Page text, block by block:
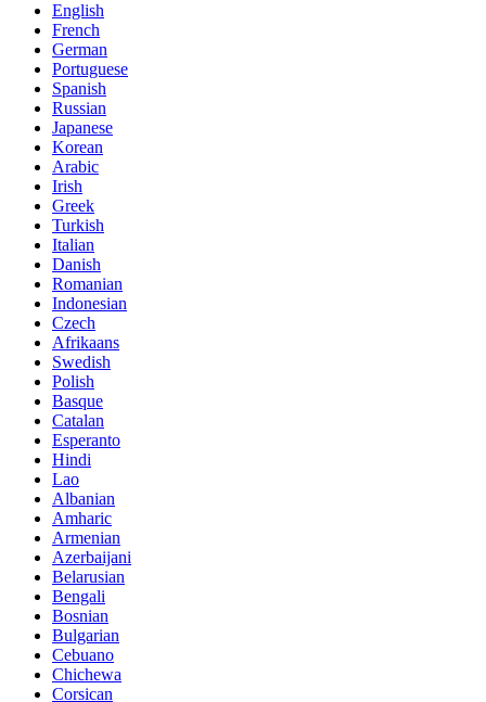
English
French
German
Portuguese
Spanish
Russian
Japanese
Korean
Arabic
Irish
Greek
Turkish
Italian
Danish
Romanian
Indonesian
Czech
Afrikaans
Swedish
Polish
Basque
Catalan
Esperanto
Hindi
Lao
Albanian
Amharic
Armenian
Azerbaijani
Belarusian
Bengali
Bosnian
Bulgarian
Cebuano
Chichewa
Corsican